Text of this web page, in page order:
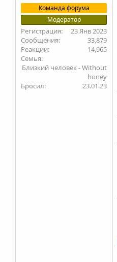
Команда форума
Модератор
23 Янв 2023
33,879
14,965
Семья
Близкий человек - Without
honey
Бросил
23.01.23